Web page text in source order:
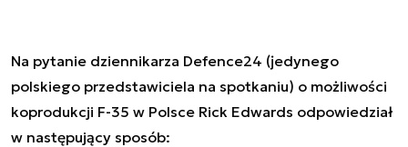
Na pytanie dziennikarza Defence24 (jedynego
polskiego przedstawiciela na spotkaniu) o możliwości
koprodukcji F-35 w Polsce Rick Edwards odpowiedział
w następujący sposób: